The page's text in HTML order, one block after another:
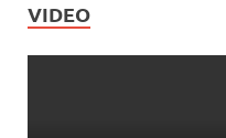
VIDEO